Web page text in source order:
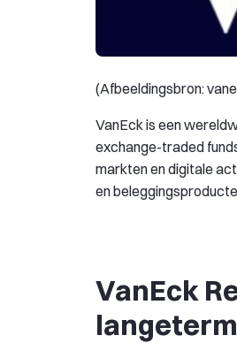
(Afbeeldingsbron:
VanEck is een
exchange-traded
markten en digitale
en
VanEck